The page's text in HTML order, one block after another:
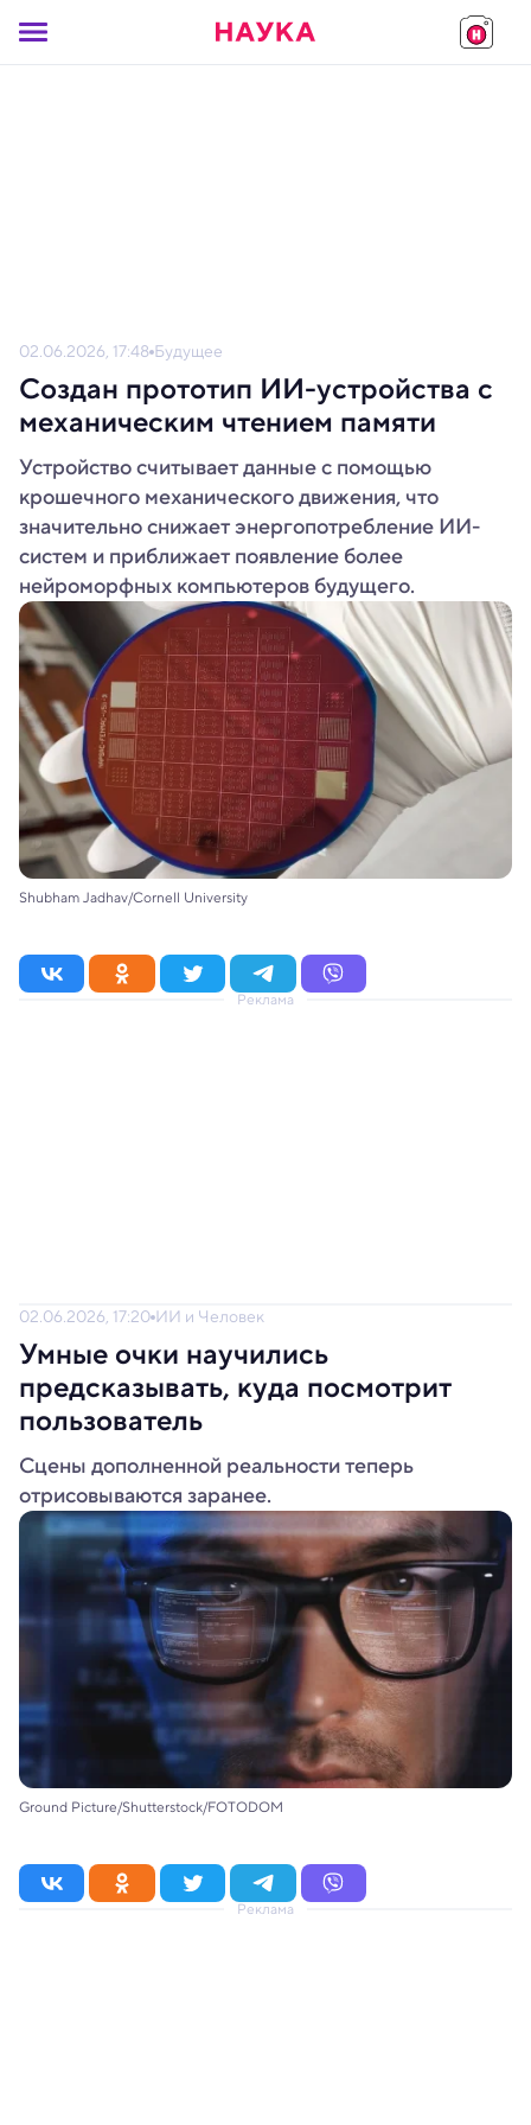
02.06.2026, 17:48 Будущее
Создан прототип ИИ-устройства с
механическим чтением памяти
Устройство считывает данные с помощью
крошечного механического движения, что
значительно снижает энергопотребление ИИ-
систем и приближает появление более
нейроморфных компьютеров будущего.
Shubham Jadhav/Cornell University
Реклама
02.06.2026, 17:20 ИИ и Человек
Умные очки научились
предсказывать, куда посмотрит
пользователь
Сцены дополненной реальности теперь
отрисовываются заранее.
Ground Picture/Shutterstock/FOTODOM
Реклама